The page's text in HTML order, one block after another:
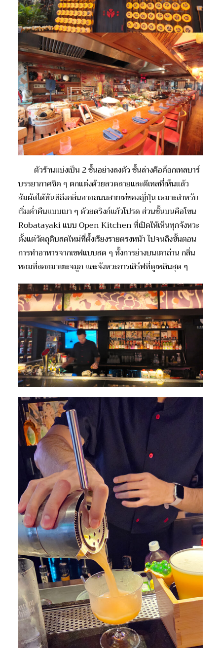
ตัวร้านแบ่งเป็น 2 ชั้นอย่างลงตัว ชั้นล่างคือค็อกเทลบาร์
บรรยากาศชิค ๆ ตกแต่งด้วยลวดลายและดีเทลที่เห็นแล้ว
สัมผัสได้ทันทีถึงกลิ่นอายถนนสายเท่ของญี่ปุ่น เหมาะสำหรับ
เริ่มค่ำคืนแบบเบา ๆ ด้วยดริงก์แก้วโปรด ส่วนชั้นบนคือโซน
Robatayaki แบบ Open Kitchen ที่เปิดให้เห็นทุกจังหวะ
ตั้งแต่วัตถุดิบสดใหม่ที่ตั้งเรียงรายตรงหน้า ไปจนถึงขั้นตอน
การทำอาหารจากเชฟแบบสด ๆ ทั้งการย่างบนเตาถ่าน กลิ่น
หอมที่ลอยมาเตะจมูก และจังหวะการเสิร์ฟที่ดูเพลินสุด ๆ